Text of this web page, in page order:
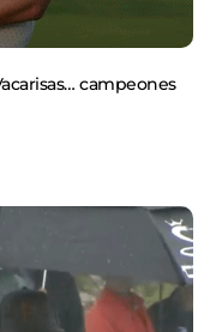
campeones